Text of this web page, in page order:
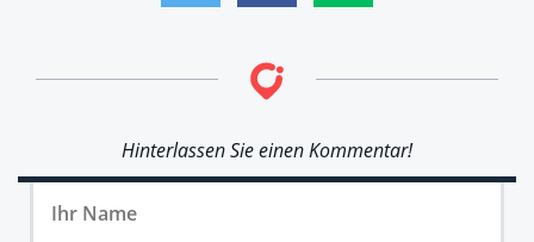
Hinterlassen Sie einen Kommentar!